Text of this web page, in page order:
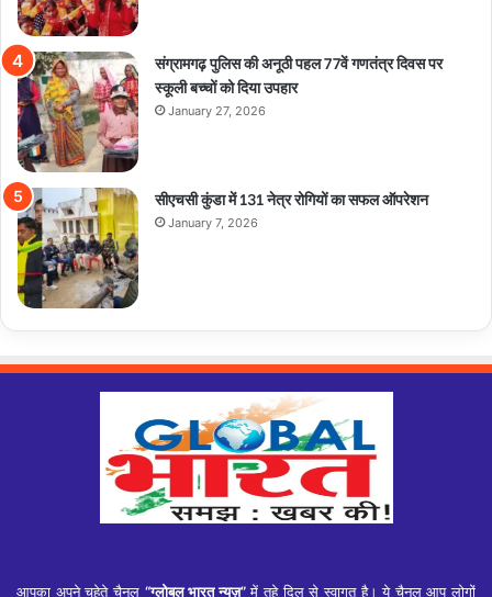
संग्रामगढ़ पुलिस की अनूठी पहल 77वें गणतंत्र दिवस पर
स्कूली बच्चों को दिया उपहार
January 27, 2026
सीएचसी कुंडा में 131 नेत्र रोगियों का सफल ऑपरेशन
January 7, 2026
आपका अपने चहेते चैनल “ग्लोबल भारत न्यूज़”में तहे दिल से स्वागत है। ये चैनल आप लोगों